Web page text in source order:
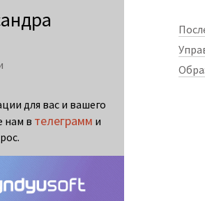
для вас и вашего
нам в телеграмм и